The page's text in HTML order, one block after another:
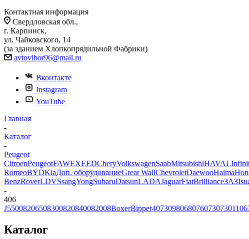
Контактная информация
Свердловская обл.,
г. Карпинск,
ул. Чайковского, 14
(за зданием Хлопкопрядильной Фабрики)
avtovibor96@mail.ru
Вконтакте
Instagram
YouTube
Главная
-
Каталог
-
Peugeot
CitroenPeugeotFAWEXEEDCheryVolkswagenSaabMitsubishiHAVAL
RomeoBYDKiaДоп. оборудованиеGreat WallChevroletDaewooHaima
BenzRoverLDVSsangYongSubaruDatsunLADAJaguarFiatBrillianceЗАЗ
-
406
J55008206508300820840082008BoxerBipper407309806807607307301106
Каталог